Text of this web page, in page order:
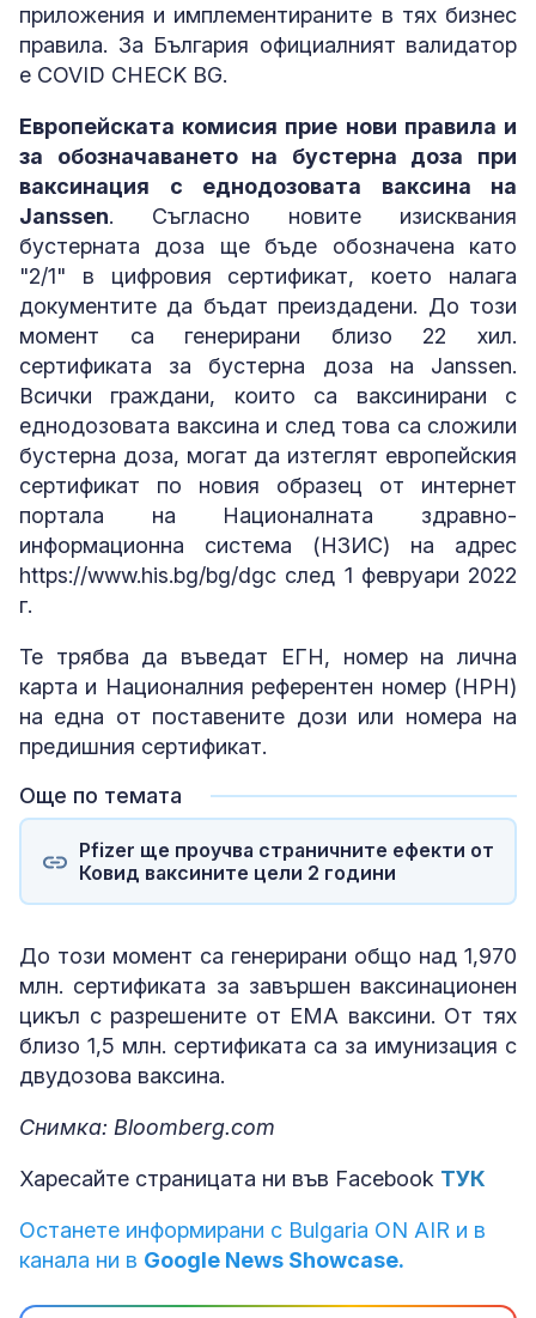
приложения и имплементираните в тях бизнес
правила. За България официалният валидатор
е COVID CHECK BG.
Европейската комисия прие нови правила и
за обозначаването на бустерна доза при
ваксинация с еднодозовата ваксина на
Janssen. Съгласно новите изисквания
бустерната доза ще бъде обозначена като
"2/1" в цифровия сертификат, което налага
документите да бъдат преиздадени. До този
момент са генерирани близо 22 хил.
сертификата за бустерна доза на Janssen.
Всички граждани, които са ваксинирани с
еднодозовата ваксина и след това са сложили
бустерна доза, могат да изтеглят европейския
сертификат по новия образец от интернет
портала на Националната здравно-
информационна система (НЗИС) на адрес
https://www.his.bg/bg/dgc след 1 февруари 2022
г.
Те трябва да въведат ЕГН, номер на лична
карта и Националния референтен номер (НРН)
на една от поставените дози или номера на
предишния сертификат.
Още по темата
Pfizer ще проучва страничните ефекти от
Ковид ваксините цели 2 години
До този момент са генерирани общо над 1,970
млн. сертификата за завършен ваксинационен
цикъл с разрешените от ЕМА ваксини. От тях
близо 1,5 млн. сертификата са за имунизация с
двудозова ваксина.
Снимка: Bloomberg.com
Харесайте страницата ни във Facebook ТУК
Останете информирани с Bulgaria ON AIR и в
канала ни в Google News Showcase.